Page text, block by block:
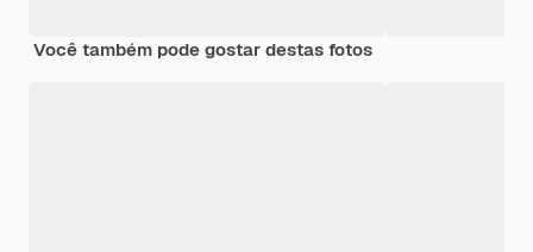
Você também pode gostar destas fotos